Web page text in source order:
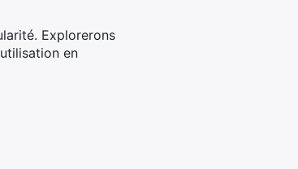
Explorerons
en